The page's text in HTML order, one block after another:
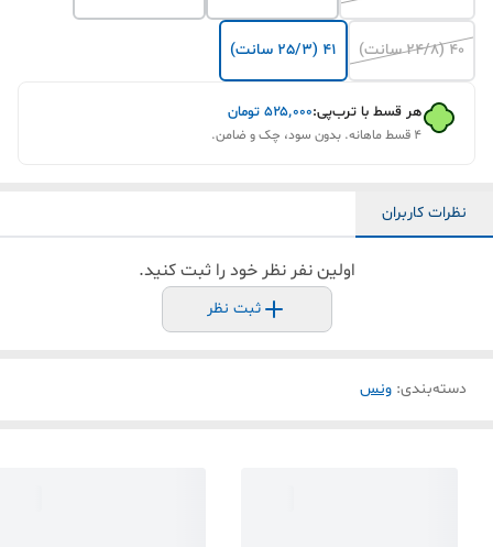
۴۰ (24/8 سانت) ۴۱ (25/3 سانت)
هر قسط با ترب‌پی:۵۲۵٬۰۰۰ تومان
۴ قسط ماهانه. بدون سود، چک و ضامن.
نظرات کاربران
اولین نفر نظر خود را ثبت کنید.
ثبت نظر
دسته‌بندی: ونس